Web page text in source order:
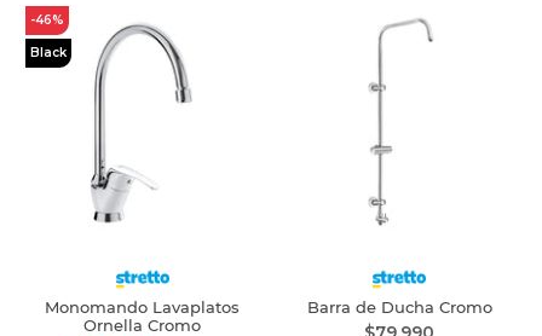
-46%
Black
Monomando Lavaplatos
Ornella Cromo
Barra de Ducha Cromo